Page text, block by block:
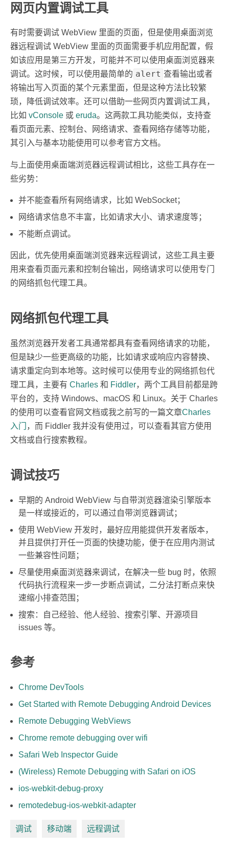
网页内置调试工具
有时需要调试 WebView 里面的页面，但是使用桌面浏览
器远程调试 WebView 里面的页面需要手机应用配置，假
如该应用是第三方开发，可能并不可以使用桌面浏览器来
调试。这时候，可以使用最简单的 alert 查看输出或者
将输出写入页面的某个元素里面，但是这种方法比较繁
琐，降低调试效率。还可以借助一些网页内置调试工具，
比如 vConsole 或 eruda。这两款工具功能类似，支持查
看页面元素、控制台、网络请求、查看网络存储等功能，
其引入与基本功能使用可以参考官方文档。
与上面使用桌面端浏览器远程调试相比，这些工具存在一
些劣势：
并不能查看所有网络请求，比如 WebSocket；
网络请求信息不丰富，比如请求大小、请求速度等；
不能断点调试。
因此，优先使用桌面端浏览器来远程调试，这些工具主要
用来查看页面元素和控制台输出，网络请求可以使用专门
的网络抓包代理工具。
网络抓包代理工具
虽然浏览器开发者工具通常都具有查看网络请求的功能，
但是缺少一些更高级的功能，比如请求或响应内容替换、
请求重定向到本地等。这时候可以使用专业的网络抓包代
理工具，主要有 Charles 和 Fiddler，两个工具目前都是跨
平台的，支持 Windows、macOS 和 Linux。关于 Charles
的使用可以查看官网文档或我之前写的一篇文章Charles
入门
，而 Fiddler 我并没有使用过，可以查看其官方使用
文档或自行搜索教程。
调试技巧
早期的 Android WebView 与自带浏览器渲染引擎版本
是一样或接近的，可以通过自带浏览器调试；
使用 WebView 开发时，最好应用能提供开发者版本，
并且提供打开任一页面的快捷功能，便于在应用内测试
一些兼容性问题；
尽量使用桌面浏览器来调试，在解决一些 bug 时，依照
代码执行流程来一步一步断点调试，二分法打断点来快
速缩小排查范围；
搜索：自己经验、他人经验、搜索引擎、开源项目
issues 等。
参考
Chrome DevTools
Get Started with Remote Debugging Android Devices
Remote Debugging WebViews
Chrome remote debugging over wifi
Safari Web Inspector Guide
(Wireless) Remote Debugging with Safari on iOS
ios-webkit-debug-proxy
remotedebug-ios-webkit-adapter
调试 移动端 远程调试